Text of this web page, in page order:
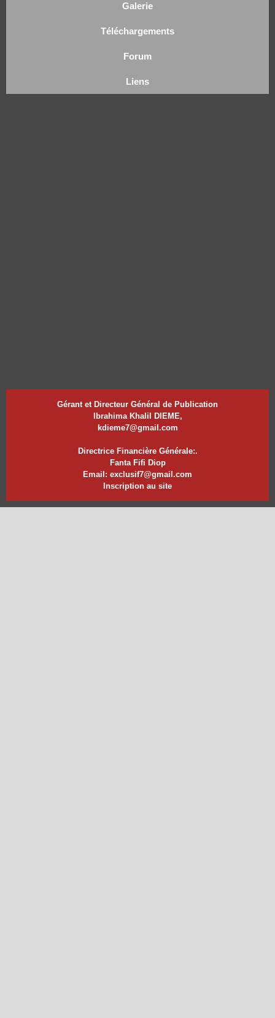
Galerie
Téléchargements
Forum
Liens
Gérant et Directeur Général de Publication
Ibrahima Khalil DIEME,
kdieme7@gmail.com
Directrice Financière Générale:.
Fanta Fifi Diop
Email: exclusif7@gmail.com
Inscription au site